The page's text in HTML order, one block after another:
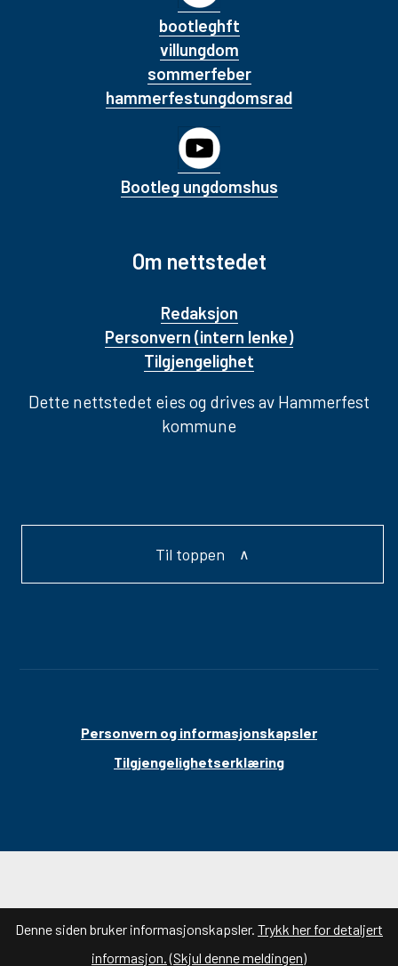
bootleghft
villungdom
sommerfeber
hammerfestungdomsrad
Bootleg ungdomshus
Om nettstedet
Redaksjon
Personvern (intern lenke)
Tilgjengelighet
Dette nettstedet eies og drives av Hammerfest
kommune
Til toppen
Personvern og informasjonskapsler
Tilgjengelighetserklæring
Denne siden bruker informasjonskapsler. Trykk her for detaljert
informasjon. (Skjul denne meldingen)